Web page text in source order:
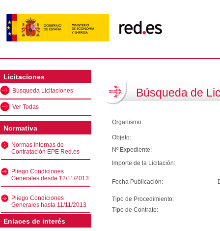
Licitaciones
Búsqueda Licitaciones
Ver Todas
Normativa
Normas Internas de
Contratación EPE Red.es
Pliego Condiciones
Generales desde 12/11/2013
Pliego Condiciones
Generales hasta 11/11/2013
Enlaces de interés
Búsqueda de
Organismo:
Objeto:
Nº Expediente:
Importe de la Licitación:
Fecha Publicación:
Tipo de Procedimiento:
Tipo de Contrato: